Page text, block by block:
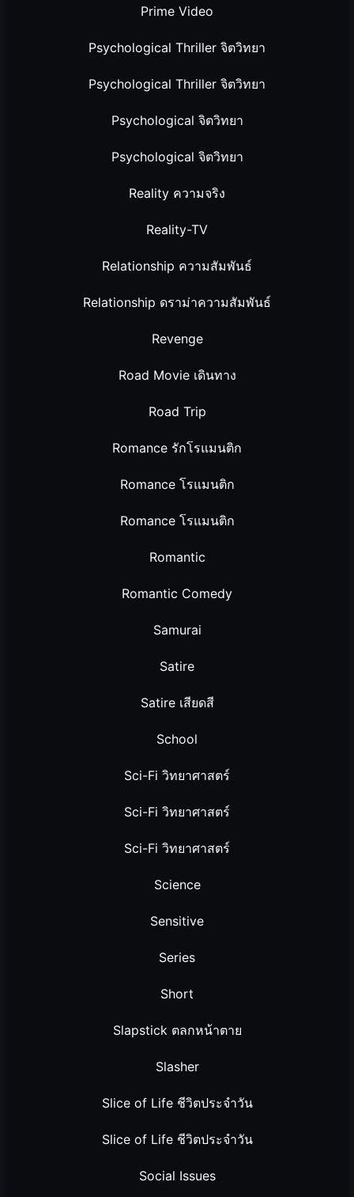
Prime Video
Psychological Thriller จิตวิทยา
Psychological Thriller จิตวิทยา
Psychological จิตวิทยา
Psychological จิตวิทยา
Reality ความจริง
Reality-TV
Relationship ความสัมพันธ์
Relationship ดราม่าความสัมพันธ์
Revenge
Road Movie เดินทาง
Road Trip
Romance รักโรแมนติก
Romance โรแมนติก
Romance โรแมนติก
Romantic
Romantic Comedy
Samurai
Satire
Satire เสียดสี
School
Sci-Fi วิทยาศาสตร์
Sci-Fi วิทยาศาสตร์
Sci-Fi วิทยาศาสตร์
Science
Sensitive
Series
Short
Slapstick ตลกหน้าตาย
Slasher
Slice of Life ชีวิตประจำวัน
Slice of Life ชีวิตประจำวัน
Social Issues